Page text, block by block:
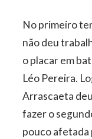
No primeiro
não deu
o placar em
Léo Pereira.
Arrascaeta
fazer o
pouco